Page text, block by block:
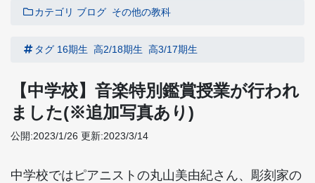
カテゴリ ブログ その他の教科
タグ 16期生 高2/18期生 高3/17期生
【中学校】音楽特別鑑賞授業が行われ
ました(※追加写真あり)
公開:2023/1/26 更新:2023/3/14
中学校ではピアニストの丸山美由紀さん、彫刻家の